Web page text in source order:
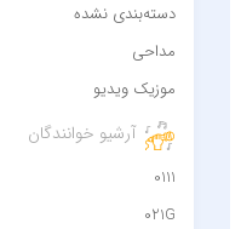
دسته‌بندی نشده
مداحی
موزیک ویدیو
آرشیو خوانندگان
0111
021G